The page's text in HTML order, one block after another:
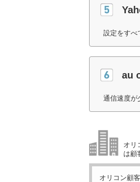
設定をすべ
au
通信速度が
オリ
は顧
オリコン顧